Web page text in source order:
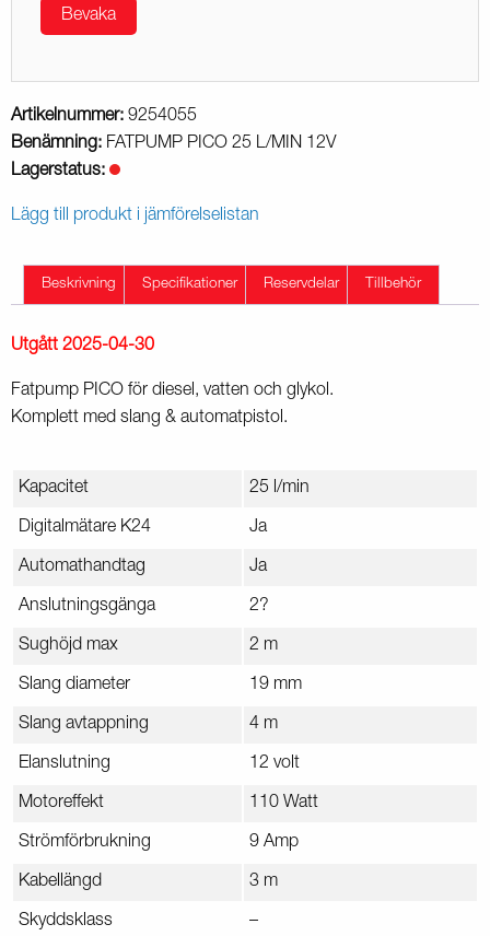
Bevaka
Artikelnummer: 9254055
Benämning: FATPUMP PICO 25 L/MIN 12V
Lagerstatus:
Lägg till produkt i jämförelselistan
Beskrivning Specifikationer Reservdelar Tillbehör
Utgått 2025-04-30
Fatpump PICO för diesel, vatten och glykol.
Komplett med slang & automatpistol.
Kapacitet 25 l/min
Digitalmätare K24 Ja
Automathandtag Ja
Anslutningsgänga 2?
Sughöjd max 2 m
Slang diameter 19 mm
Slang avtappning 4 m
Elanslutning 12 volt
Motoreffekt 110 Watt
Strömförbrukning 9 Amp
Kabellängd 3 m
Skyddsklass –